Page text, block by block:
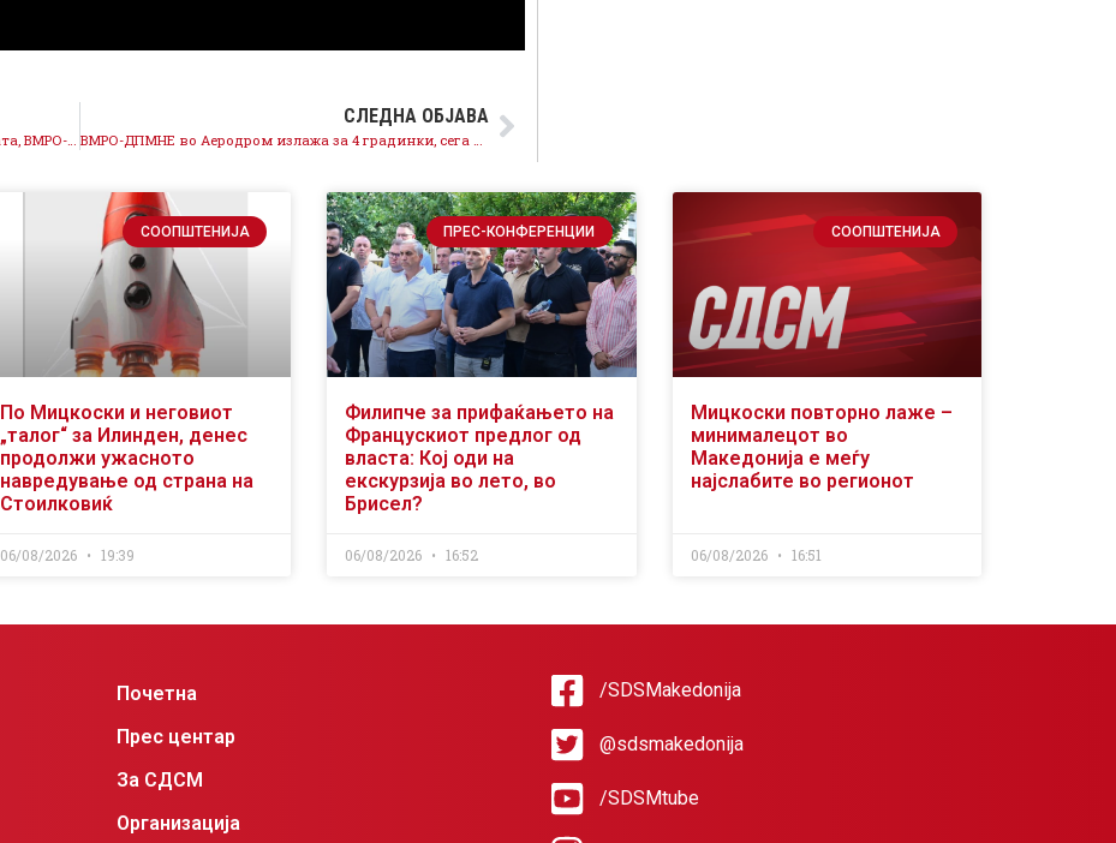
СЛЕДНА ОБЈАВА
СООПШТЕНИЈА
По Мицкоски и неговиот
„талог“ за Илинден, денес
продолжи ужасното
навредување од страна на
Стоилковиќ
06/08/2026 19:39
ПРЕС-КОНФЕРЕНЦИИ
Филипче за прифаќањето на
Францускиот предлог од
власта: Кој оди на
екскурзија во лето, во
Брисел?
06/08/2026 16:52
СООПШТЕНИЈА
Мицкоски повторно лаже –
минималецот во
Македонија е меѓу
најслабите во регионот
06/08/2026 16:51
Почетна
Прес центар
За СДСМ
Организација
/SDSMakedonija
@sdsmakedonija
/SDSMtube